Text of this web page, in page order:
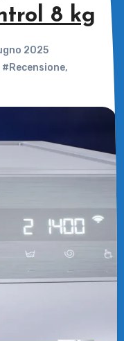
8 kg
2025
#Recensione,